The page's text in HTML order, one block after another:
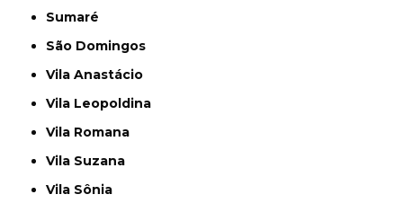
Sumaré
São Domingos
Vila Anastácio
Vila Leopoldina
Vila Romana
Vila Suzana
Vila Sônia